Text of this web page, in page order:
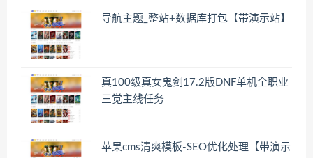
导航主题_整站+数据库打包【带演示站】
真100级真女鬼剑17.2版DNF单机全职业
三觉主线任务
苹果cms清爽模板-SEO优化处理【带演示